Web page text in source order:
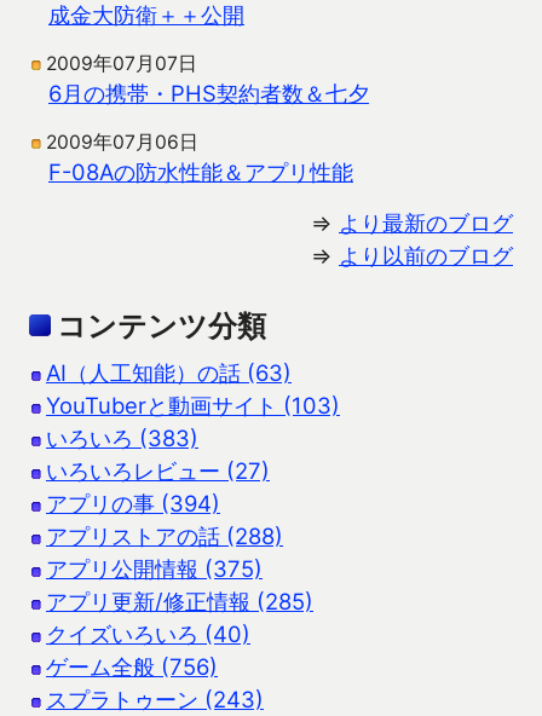
成金大防衛＋＋公開
2009年07月07日
6月の携帯・PHS契約者数＆七夕
2009年07月06日
F-08Aの防水性能＆アプリ性能
⇒ より最新のブログ
⇒ より以前のブログ
コンテンツ分類
AI（人工知能）の話 (63)
YouTuberと動画サイト (103)
いろいろ (383)
いろいろレビュー (27)
アプリの事 (394)
アプリストアの話 (288)
アプリ公開情報 (375)
アプリ更新/修正情報 (285)
クイズいろいろ (40)
ゲーム全般 (756)
スプラトゥーン (243)